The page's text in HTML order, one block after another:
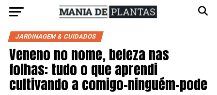
JARDINAGEM & CUIDADOS
Veneno no nome, beleza nas
folhas: tudo o que aprendi
cultivando a comigo-ninguém-pode